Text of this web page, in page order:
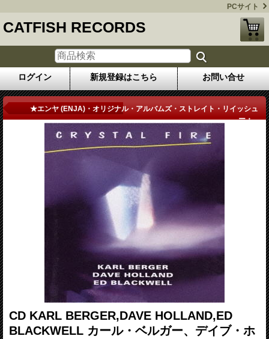
PCサイト
CATFISH RECORDS
ログイン 新規登録はこちら お問い合せ
商品詳細★エンヤ (ENJA)・オリジナル・アルバムズ・ストレイト・リイッシュ
ー・...
CD KARL BERGER,DAVE HOLLAND,ED
BLACKWELL カール・ベルガー、デイブ・ホ